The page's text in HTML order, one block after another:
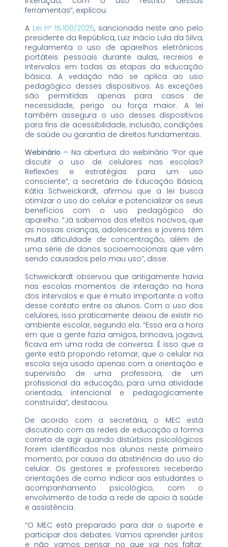
ferramentas”, explicou.
A Lei nº 15.100/2025, sancionada neste ano pelo
presidente da República, Luiz Inácio Lula da Silva,
regulamenta o uso de aparelhos eletrônicos
portáteis pessoais durante aulas, recreios e
intervalos em todas as etapas da educação
básica. A vedação não se aplica ao uso
pedagógico desses dispositivos. As exceções
são permitidas apenas para casos de
necessidade, perigo ou força maior. A lei
também assegura o uso desses dispositivos
para fins de acessibilidade, inclusão, condições
de saúde ou garantia de direitos fundamentais.
Webinário – Na abertura do webinário “Por que
discutir o uso de celulares nas escolas?
Reflexões e estratégias para um uso
consciente”, a secretária de Educação Básica,
Kátia Schweickardt, afirmou que a lei busca
otimizar o uso do celular e potencializar os seus
benefícios com o uso pedagógico do
aparelho. “Já sabemos dos efeitos nocivos, que
as nossas crianças, adolescentes e jovens têm
muita dificuldade de concentração, além de
uma série de danos socioemocionais que vêm
sendo causados pelo mau uso”, disse.
Schweickardt observou que antigamente havia
nas escolas momentos de interação na hora
dos intervalos e que é muito importante a volta
desse contato entre os alunos. Com o uso dos
celulares, isso praticamente deixou de existir no
ambiente escolar, segundo ela. “Essa era a hora
em que a gente fazia amigos, brincava, jogava,
ficava em uma roda de conversa. É isso que a
gente está propondo retomar, que o celular na
escola seja usado apenas com a orientação e
supervisão de uma professora, de um
profissional da educação, para uma atividade
orientada, intencional e pedagogicamente
construída”, destacou.
De acordo com a secretária, o MEC está
discutindo com as redes de educação a forma
correta de agir quando distúrbios psicológicos
forem identificados nos alunos neste primeiro
momento, por causa da abstinência do uso do
celular. Os gestores e professores receberão
orientações de como indicar aos estudantes o
acompanhamento psicológico, com o
envolvimento de toda a rede de apoio à saúde
e assistência.
“O MEC está preparado para dar o suporte e
participar dos debates. Vamos aprender juntos
e não vamos pensar no que vai nos faltar.